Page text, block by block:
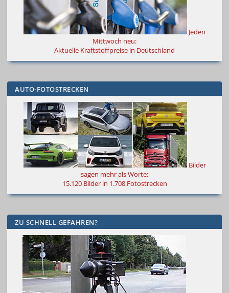
Jeden
Mittwoch neu:
Aktuelle Kraftstoffpreise in Deutschland
AUTO-FOTOSTRECKEN
Bilder
sagen mehr als Worte:
15.120 Bilder in 1.708 Fotostrecken
ZU SCHNELL GEFAHREN?